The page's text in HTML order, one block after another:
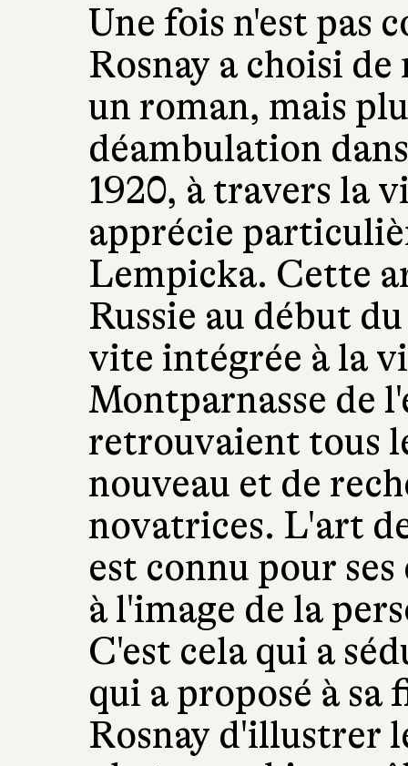
Une fois n'est pas
Rosnay a choisi
un roman, mais
déambulation
1920, à travers la
apprécie
Lempicka. Cette
Russie au début
vite intégrée à la
Montparnasse de
retrouvaient tous
nouveau et de
novatrices. L'art
est connu pour
à l'image de la
C'est cela qui a
qui a proposé à
Rosnay d'illustrer